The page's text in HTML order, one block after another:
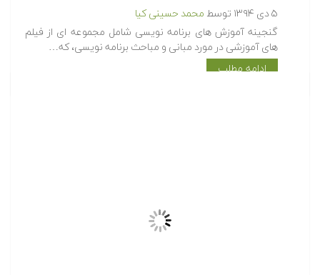
۵ دی ۱۳۹۴ توسط محمد حسینی کیا
گنجینه آموزش های برنامه نویسی شامل مجموعه ای از فیلم
های آموزشی در مورد مبانی و مباحث برنامه نویسی، که…
ادامه مطلب